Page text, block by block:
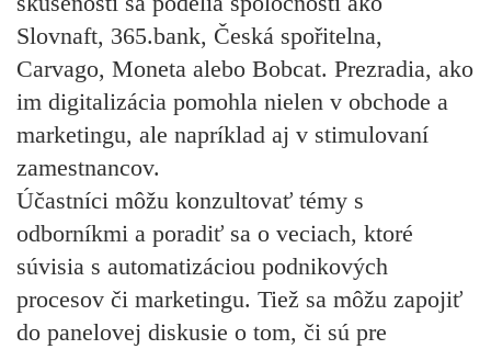
Slovnaft, 365.bank, Česká spořitelna,
Carvago, Moneta alebo Bobcat. Prezradia, ako
im digitalizácia pomohla nielen v obchode a
marketingu, ale napríklad aj v stimulovaní
zamestnancov.
Účastníci môžu konzultovať témy s
odborníkmi a poradiť sa o veciach, ktoré
súvisia s automatizáciou podnikových
procesov či marketingu. Tiež sa môžu zapojiť
do panelovej diskusie o tom, či sú pre